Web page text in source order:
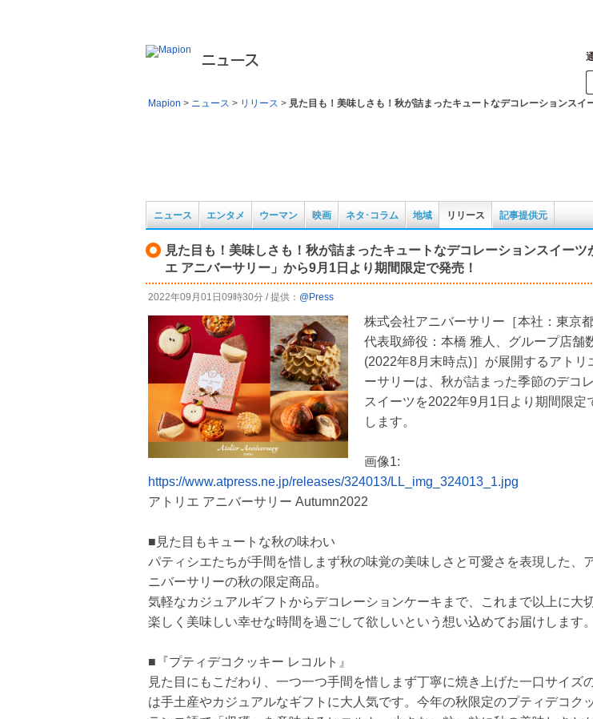
Mapion > ニュース > リリース > 見た目も！美味しさも！秋が詰まったキュートなデコレーションス
ニュース エンタメ ウーマン 映画 ネタ･コラム 地域 リリース 記事提供元
見た目も！美味しさも！秋が詰まったキュートなデコレーションスイーツ
エ アニバーサリー」から9月1日より期間限定で発売！
2022年09月01日09時30分 / 提供： @Press
株式会社アニバーサリー［本社：東京都
代表取締役：本橋 雅人、グループ店舗
(2022年8月末時点)］が展開するアトリ
ーサリーは、秋が詰まった季節のデコ
スイーツを2022年9月1日より期間限定
します。
画像1:
https://www.atpress.ne.jp/releases/324013/LL_img_324013_1.jpg
アトリエ アニバーサリー Autumn2022
■見た目もキュートな秋の味わい
パティシエたちが手間を惜しまず秋の味覚の美味しさと可愛さを表現した、
ニバーサリーの秋の限定商品。
気軽なカジュアルギフトからデコレーションケーキまで、これまで以上に大
楽しく美味しい幸せな時間を過ごして欲しいという想い込めてお届けします。
■『プティデコクッキー レコルト』
見た目にもこだわり、一つ一つ手間を惜しまず丁寧に焼き上げた一口サイズ
は手土産やカジュアルなギフトに大人気です。今年の秋限定のプティデコク